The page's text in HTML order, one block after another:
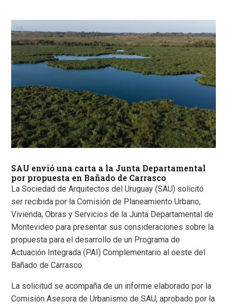
SAU envió una carta a la Junta Departamental
por propuesta en Bañado de Carrasco
La Sociedad de Arquitectos del Uruguay (SAU) solicitó
ser recibida por la Comisión de Planeamiento Urbano,
Vivienda, Obras y Servicios de la Junta Departamental de
Montevideo para presentar sus consideraciones sobre la
propuesta para el desarrollo de un Programa de
Actuación Integrada (PAI) Complementario al oeste del
Bañado de Carrasco.
La solicitud se acompaña de un informe elaborado por la
Comisión Asesora de Urbanismo de SAU, aprobado por la